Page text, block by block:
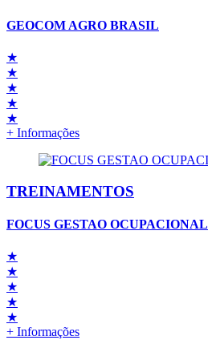
GEOCOM AGRO BRASIL
★
★
★
★
★
+ Informações
TREINAMENTOS
FOCUS GESTAO OCUPACIONAL
★
★
★
★
★
+ Informações